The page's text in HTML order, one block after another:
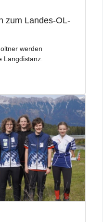
zum Landes-OL-
werden
Langdistanz.